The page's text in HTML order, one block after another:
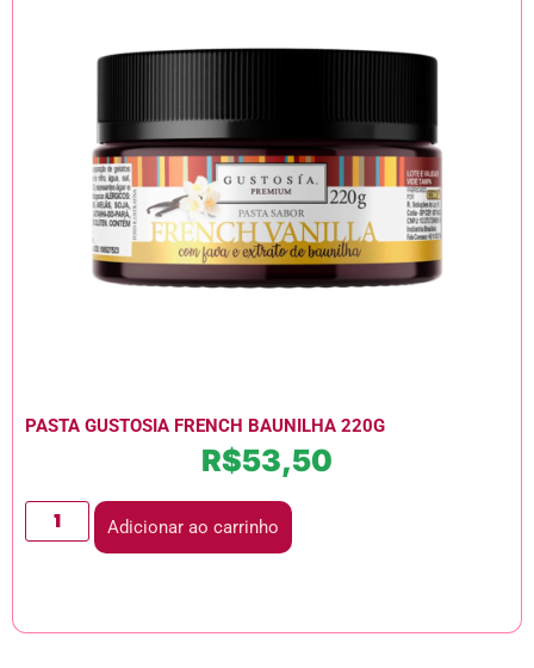
PASTA GUSTOSIA FRENCH BAUNILHA 220G
R$53,50
Adicionar ao carrinho